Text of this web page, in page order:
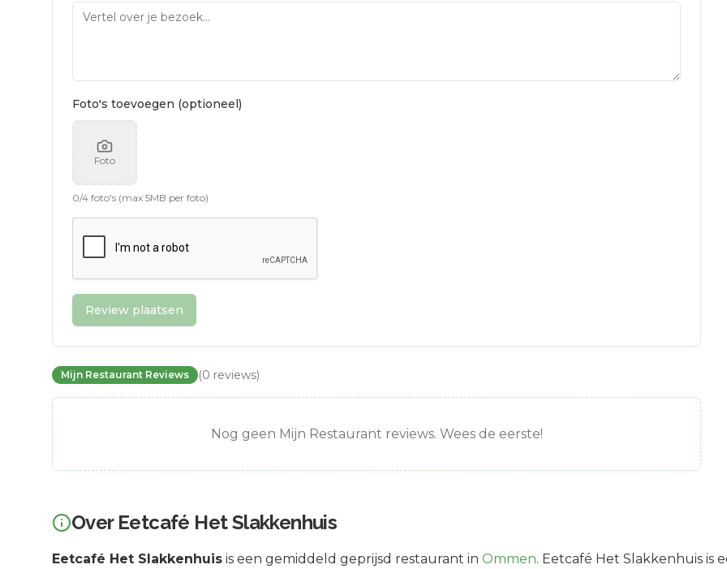
Foto's toevoegen (optioneel)
Foto
0/4 foto's (max 5MB per foto)
Review plaatsen
Mijn Restaurant Reviews (0 reviews)
Nog geen Mijn Restaurant reviews. Wees de eerste!
Over Eetcafé Het Slakkenhuis
Eetcafé Het Slakkenhuis is een gemiddeld geprijsd restaurant in Ommen. Eetcafé Het Slakkenhuis is